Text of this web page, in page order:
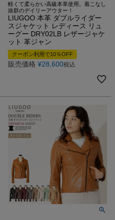
軽くて柔らかい高級本革使用。着こなし
抜群のデイリーアウター！
LIUGOO 本革 ダブルライダー
スジャケット レディース リュ
ーグー DRY02LB レザージャケ
ット 革ジャン
クーポン利用で10％OFF
販売価格 ¥28,600税込